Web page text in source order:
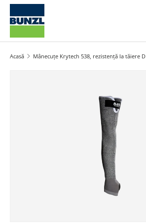
Salt la conținut
Caută
Acasă Mânecuțe Krytech 538, rezistență la tăiere D